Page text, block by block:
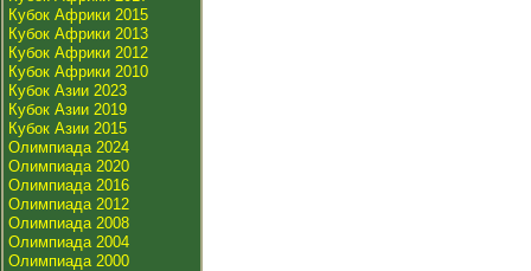
Кубок Африки 2015
Кубок Африки 2013
Кубок Африки 2012
Кубок Африки 2010
Кубок Азии 2023
Кубок Азии 2019
Кубок Азии 2015
Олимпиада 2024
Олимпиада 2020
Олимпиада 2016
Олимпиада 2012
Олимпиада 2008
Олимпиада 2004
Олимпиада 2000